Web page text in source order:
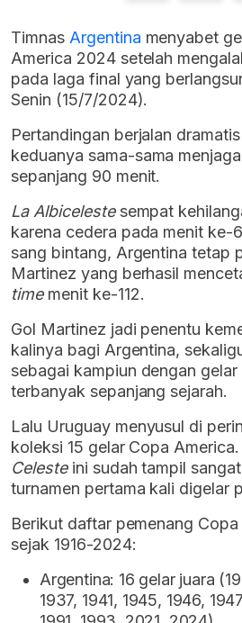
Timnas Argentina menyabet
America 2024 setelah
pada laga final yang
Senin (15/7/2024).
Pertandingan berjalan
keduanya sama-sama
sepanjang 90 menit.
La Albicelestesempat
karena cedera pada menit ke-
sang bintang, Argentina tetap
Martinez yang berhasil
timemenit ke-112.
Gol Martinez jadi penentu
kalinya bagi Argentina,
sebagai kampiun dengan
terbanyak sepanjang sejarah.
Lalu Uruguay menyusul di
koleksi 15 gelar Copa
Celesteini sudah tampil
turnamen pertama kali digelar
Berikut daftar pemenang
sejak 1916-2024:
Argentina: 16 gelar juara
1937, 1941, 1945, 1946,